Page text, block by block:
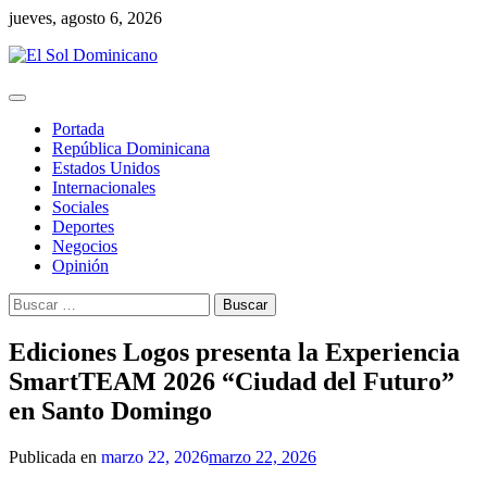
Skip
content
jueves, agosto 6, 2026
Portada
República Dominicana
Estados Unidos
Internacionales
Sociales
Deportes
Negocios
Opinión
Buscar:
Ediciones Logos presenta la Experiencia
SmartTEAM 2026 “Ciudad del Futuro”
en Santo Domingo
Publicada en marzo 22, 2026marzo 22, 2026